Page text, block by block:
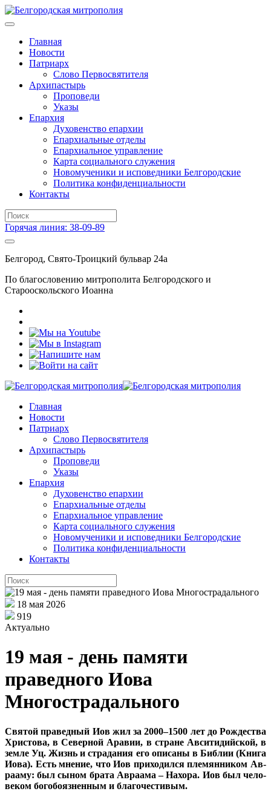
Главная
Новости
Патриарх
Слово Первосвятителя
Архипастырь
Проповеди
Указы
Епархия
Духовенство епархии
Епархиальные отделы
Епархиальное управление
Карта социального служения
Новомученики и исповедники Белгородские
Политика конфиденциальности
Контакты
Горячая линия: 38-09-89
Белгород, Свято-Троицкий бульвар 24а
По благословению митрополита Белгородского и
Старооскольского Иоанна
Главная
Новости
Патриарх
Слово Первосвятителя
Архипастырь
Проповеди
Указы
Епархия
Духовенство епархии
Епархиальные отделы
Епархиальное управление
Карта социального служения
Новомученики и исповедники Белгородские
Политика конфиденциальности
Контакты
18 мая 2026
919
Актуально
19 мая - день памяти
праведного Иова
Многострадального
Свя­той пра­вед­ный Иов жил за 2000–1500 лет до Рож­де­ства
Хри­сто­ва, в Се­вер­ной Ара­вии, в стране Ав­си­ти­дий­ской, в
зем­ле Уц. Жизнь и стра­да­ния его опи­са­ны в Биб­лии (Кни­га
Иова). Есть мне­ние, что Иов при­хо­дил­ся пле­мян­ни­ком Ав­
ра­аму: был сы­ном бра­та Ав­ра­ама – На­хо­ра. Иов был че­ло­
ве­ком бо­го­бо­яз­нен­ным и бла­го­че­сти­вым.